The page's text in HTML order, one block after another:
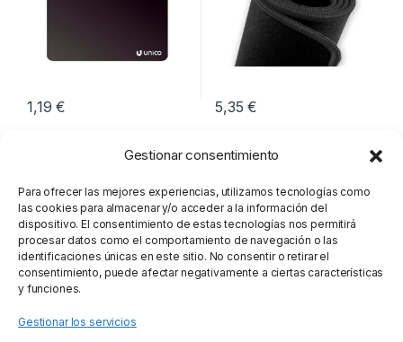
Gestionar consentimiento
Para ofrecer las mejores experiencias, utilizamos tecnologías como
las cookies para almacenar y/o acceder a la información del
dispositivo. El consentimiento de estas tecnologías nos permitirá
procesar datos como el comportamiento de navegación o las
identificaciones únicas en este sitio. No consentir o retirar el
consentimiento, puede afectar negativamente a ciertas características
y funciones.
Gestionar los servicios
1,19€ 5,35€